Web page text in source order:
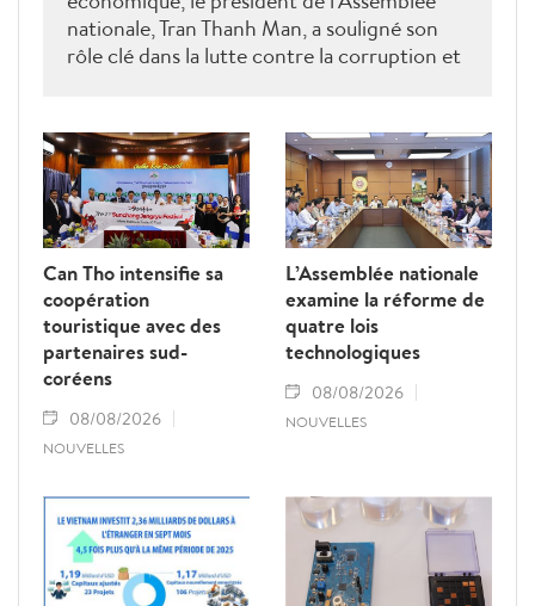
nationale, Tran Thanh Man, a souligné son
rôle clé dans la lutte contre la corruption et
Can Tho intensifie sa
coopération
touristique avec des
partenaires sud-
coréens
08/08/2026
NOUVELLES
L’Assemblée nationale
examine la réforme de
quatre lois
technologiques
08/08/2026
NOUVELLES